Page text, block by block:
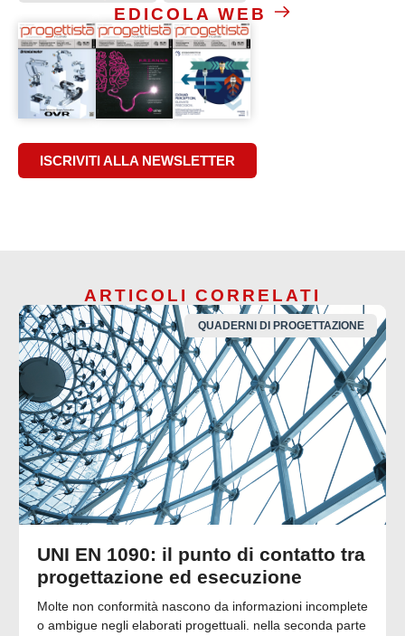
EDICOLA WEB
ISCRIVITI ALLA NEWSLETTER
ARTICOLI CORRELATI
QUADERNI DI PROGETTAZIONE
UNI EN 1090: il punto di contatto tra
progettazione ed esecuzione
Molte non conformità nascono da informazioni incomplete
o ambigue negli elaborati progettuali. nella seconda parte